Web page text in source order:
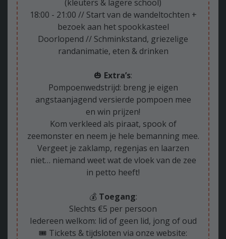
(kleuters & lagere school)
18:00 - 21:00 // Start van de wandeltochten +
bezoek aan het spookkasteel
Doorlopend // Schminkstand, griezelige
randanimatie, eten & drinken
🎃 Extra’s:
Pompoenwedstrijd: breng je eigen
angstaanjagend versierde pompoen mee
en win prijzen!
Kom verkleed als piraat, spook of
zeemonster en neem je hele bemanning mee.
Vergeet je zaklamp, regenjas en laarzen
niet… niemand weet wat de vloek van de zee
in petto heeft!
💰 Toegang:
Slechts €5 per persoon
Iedereen welkom: lid of geen lid, jong of oud
🎟️ Tickets & tijdsloten via onze website: